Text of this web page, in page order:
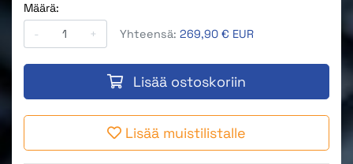
Määrä:
-
+ Yhteensä: 269,90 € EUR
Lisää ostoskoriin
Lisää muistilistalle